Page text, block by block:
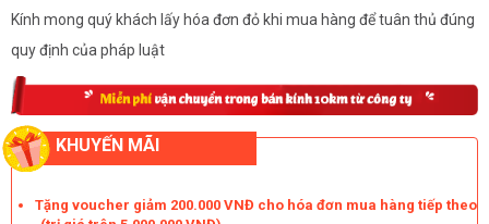
của giày. Không gian này người dùng có thể tận dụng để treo các
biển quảng cáo thương hiệu, sản phẩm của mình. Hầu hết mọi
người khi sử dụng máy đánh giày đều sẽ tiếp cận với phần này.
Đây được coi là hình thức marketing khá hay mà lại tiết kiệm chi
phí.
-Giá máy QM-SP4
Kính mong quý khách lấy hóa đơn đỏ khi mua hàng để tuân thủ đúng
quy định của pháp luật
KHUYẾN MÃI
Tặng voucher giảm 200.000 VNĐ cho hóa đơn mua hàng tiếp theo